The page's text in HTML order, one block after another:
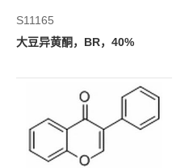
S11165
大豆异黄酮，BR，40%